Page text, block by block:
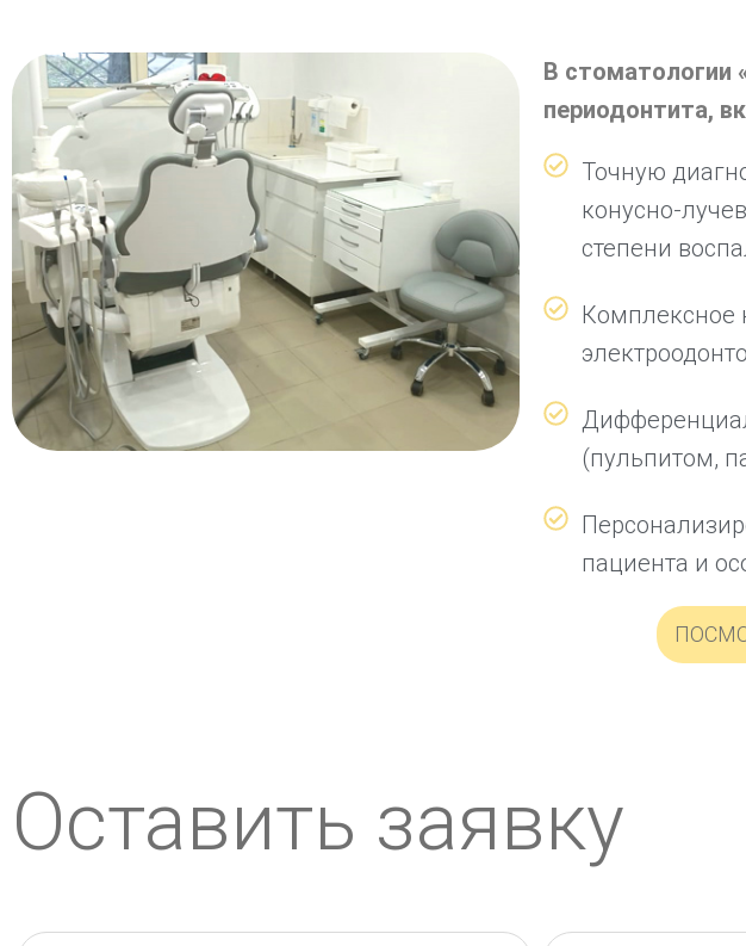
В стоматологии
периодонтита,
Точную
конусно-
степени
Комплексное
(пульпитом,
пациента и
Оставить заявку